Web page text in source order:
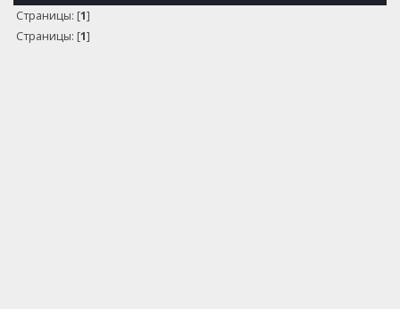
Страницы: [1]
Страницы: [1]